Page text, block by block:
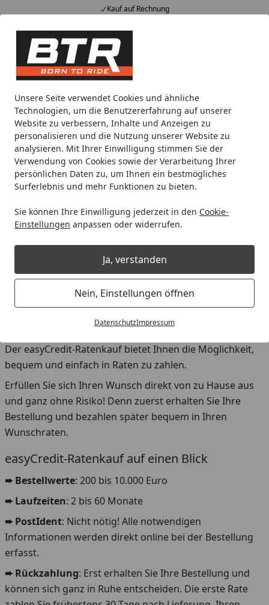
Unsere Seite verwendet Cookies und ähnliche
Technologien, um die Benutzererfahrung auf unserer
Website zu verbessern, Inhalte und Anzeigen zu
personalisieren und die Nutzung unserer Website zu
analysieren. Mit Ihrer Einwilligung stimmen Sie der
Verwendung von Cookies sowie der Verarbeitung Ihrer
persönlichen Daten zu, um Ihnen ein bestmögliches
Surferlebnis und mehr Funktionen zu bieten.
Sie können Ihre Einwilligung jederzeit in den Cookie-
Einstellungen anpassen oder widerrufen.
Ja, verstanden
Nein, Einstellungen öffnen
DatenschutzImpressum
Kauf auf Rechnung
Alle Produkte
Mein Konto
Suchen
Startseite
Ratenkauf
easyCredit Ratenkauf: bequemes
Onlineshopping!
Online shoppen und bequem in Raten zahlen
Sofortentscheidung
✔fester Zinssatz
Der easyCredit-Ratenkauf bietet Ihnen die Möglichkeit,
bequem und einfach in Raten zu zahlen.
Erfüllen Sie sich Ihren Wunsch direkt von zu Hause aus
und ganz ohne Risiko! Denn zuerst erhalten Sie Ihre
Bestellung und bezahlen später bequem in Ihren
Wunschraten.
easyCredit-Ratenkauf auf einen Blick
➨ Bestellwerte: 200 bis 10.000 Euro
➨ Laufzeiten: 2 bis 60 Monate
➨ PostIdent: Nicht nötig! Alle notwendigen
Informationen werden direkt online bei der Bestellung
erfasst.
➨ Rückzahlung: Erst erhalten Sie Ihre Bestellung und
können sich ganz in Ruhe entscheiden. Die erste Rate